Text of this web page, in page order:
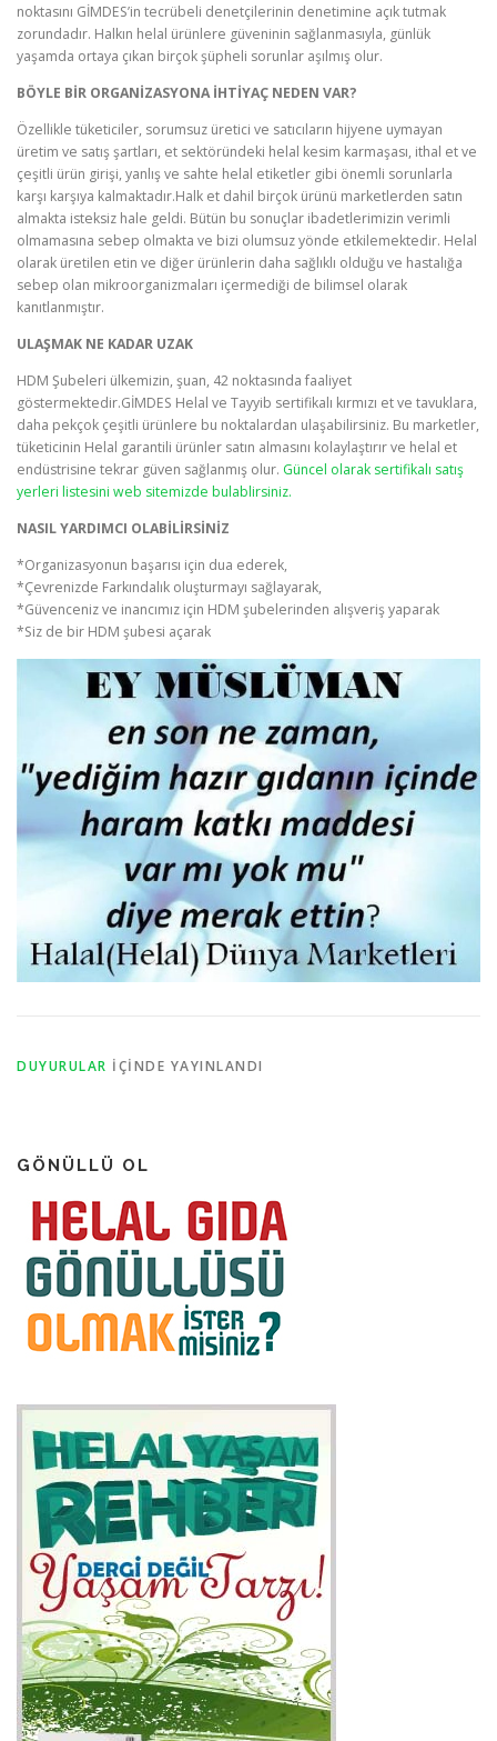
noktasını GİMDES’in tecrübeli denetçilerinin denetimine açık tutmak
zorundadır. Halkın helal ürünlere güveninin sağlanmasıyla, günlük
yaşamda ortaya çıkan birçok şüpheli sorunlar aşılmış olur.
BÖYLE BİR ORGANİZASYONA İHTİYAÇ NEDEN VAR?
Özellikle tüketiciler, sorumsuz üretici ve satıcıların hijyene uymayan
üretim ve satış şartları, et sektöründeki helal kesim karmaşası, ithal et ve
çeşitli ürün girişi, yanlış ve sahte helal etiketler gibi önemli sorunlarla
karşı karşıya kalmaktadır.Halk et dahil birçok ürünü marketlerden satın
almakta isteksiz hale geldi. Bütün bu sonuçlar ibadetlerimizin verimli
olmamasına sebep olmakta ve bizi olumsuz yönde etkilemektedir. Helal
olarak üretilen etin ve diğer ürünlerin daha sağlıklı olduğu ve hastalığa
sebep olan mikroorganizmaları içermediği de bilimsel olarak
kanıtlanmıştır.
ULAŞMAK NE KADAR UZAK
HDM Şubeleri ülkemizin, şuan, 42 noktasında faaliyet
göstermektedir.GİMDES Helal ve Tayyib sertifikalı kırmızı et ve tavuklara,
daha pekçok çeşitli ürünlere bu noktalardan ulaşabilirsiniz. Bu marketler,
tüketicinin Helal garantili ürünler satın almasını kolaylaştırır ve helal et
endüstrisine tekrar güven sağlanmış olur. Güncel olarak sertifikalı satış
yerleri listesini web sitemizde bulablirsiniz.
NASIL YARDIMCI OLABİLİRSİNİZ
*Organizasyonun başarısı için dua ederek,
*Çevrenizde Farkındalık oluşturmayı sağlayarak,
*Güvenceniz ve inancımız için HDM şubelerinden alışveriş yaparak
*Siz de bir HDM şubesi açarak
DUYURULAR IÇINDE YAYINLANDI
GÖNÜLLÜ OL